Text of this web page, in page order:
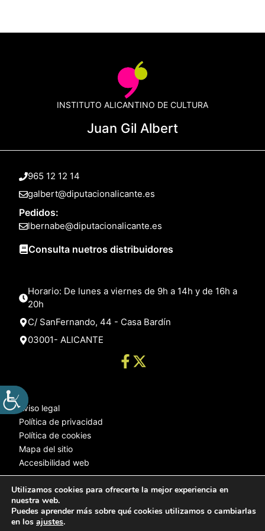
INSTITUTO ALICANTINO DE CULTURA
Juan Gil Albert
965 12 12 14
galbert@diputacionalicante.es
Pedidos:
lbernabe@diputacionalicante.es
Consulta nuetros distribuidores
Horario: De lunes a viernes de 9h a 14h y de 16h a
20h
C/ SanFernando, 44 - Casa Bardín
03001- ALICANTE
Aviso legal
Política de privacidad
Política de cookies
Mapa del sitio
Accesibilidad web
© 2025 Web desarrollada por el Servicio de Informática de Diputación
Utilizamos cookies para ofrecerte la mejor experiencia en
nuestra web.
Puedes aprender más sobre qué cookies utilizamos o cambiarlas
en los ajustes.